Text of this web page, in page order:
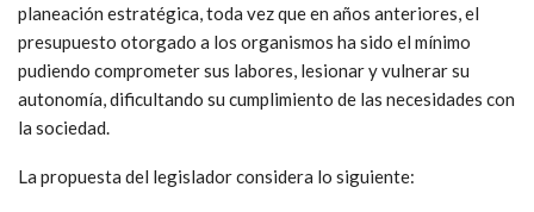
planeación estratégica, toda vez que en años anteriores, el
presupuesto otorgado a los organismos ha sido el mínimo
pudiendo comprometer sus labores, lesionar y vulnerar su
autonomía, dificultando su cumplimiento de las necesidades con
la sociedad.
La propuesta del legislador considera lo siguiente: